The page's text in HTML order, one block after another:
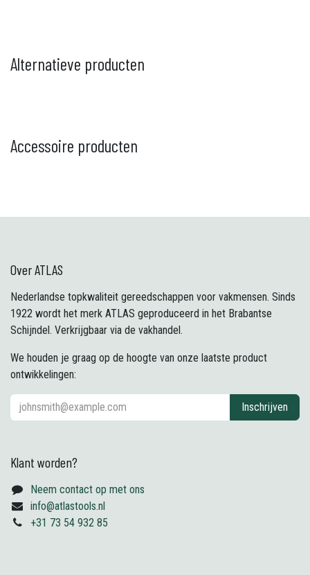
Alternatieve producten
Accessoire producten
Over ATLAS
Nederlandse topkwaliteit gereedschappen voor vakmensen. Sinds
1922 wordt het merk ATLAS geproduceerd in het Brabantse
Schijndel. Verkrijgbaar via de vakhandel.
We houden je graag op de hoogte van onze laatste product
ontwikkelingen:
Inschrijven
Klant worden?
Neem contact op met ons
info@atlastools.nl
+31 73 54 932 85